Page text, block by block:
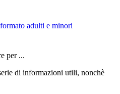
adulti e minori
per ...
di informazioni utili, nonchè